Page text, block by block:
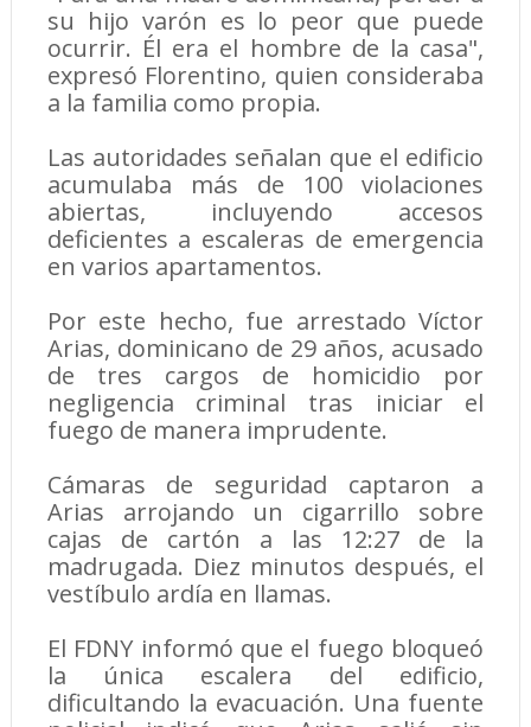
su hijo varón es lo peor que puede
ocurrir. Él era el hombre de la casa",
expresó Florentino, quien consideraba
a la familia como propia.
Las autoridades señalan que el edificio
acumulaba más de 100 violaciones
abiertas, incluyendo accesos
deficientes a escaleras de emergencia
en varios apartamentos.
Por este hecho, fue arrestado Víctor
Arias, dominicano de 29 años, acusado
de tres cargos de homicidio por
negligencia criminal tras iniciar el
fuego de manera imprudente.
Cámaras de seguridad captaron a
Arias arrojando un cigarrillo sobre
cajas de cartón a las 12:27 de la
madrugada. Diez minutos después, el
vestíbulo ardía en llamas.
El FDNY informó que el fuego bloqueó
la única escalera del edificio,
dificultando la evacuación. Una fuente